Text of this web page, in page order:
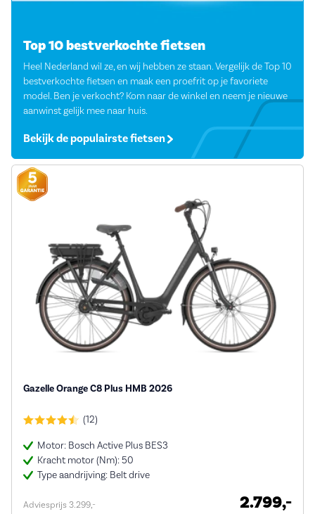
Top 10 bestverkochte fietsen
Heel Nederland wil ze, en wij hebben ze staan. Vergelijk de Top 10
bestverkochte fietsen en maak een proefrit op je favoriete
model. Ben je verkocht? Kom naar de winkel en neem je nieuwe
aanwinst gelijk mee naar huis.
Bekijk de populairste fietsen
Gazelle Orange C8 Plus HMB 2026
(12)
Motor: Bosch Active Plus BES3
Kracht motor (Nm): 50
Type aandrijving: Belt drive
Adviesprijs 3.299,- 2.799,-